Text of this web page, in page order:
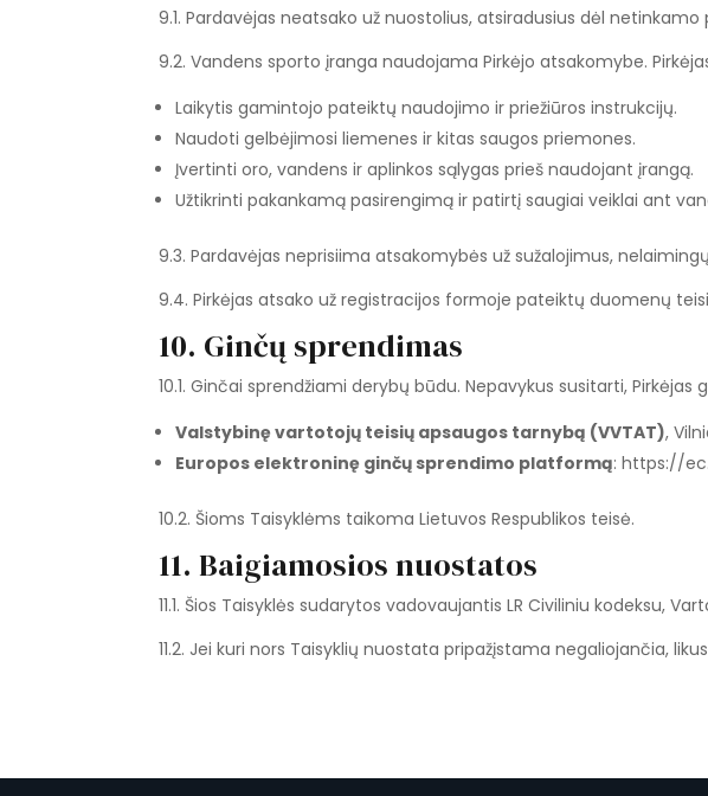
9.1. Pardavėjas neatsako už nuostolius, atsiradusius dėl
9.2. Vandens sporto įranga naudojama Pirkėjo atsakomybe.
Laikytis gamintojo pateiktų naudojimo ir priežiūros instrukcijų.
Naudoti gelbėjimosi liemenes ir kitas saugos priemones.
Įvertinti oro, vandens ir aplinkos sąlygas prieš naudojant įrangą.
Užtikrinti pakankamą pasirengimą ir patirtį saugiai veiklai ant
9.3. Pardavėjas neprisiima atsakomybės už sužalojimus,
9.4. Pirkėjas atsako už registracijos formoje pateiktų duomenų
10. Ginčų sprendimas
10.1. Ginčai sprendžiami derybų būdu. Nepavykus susitarti, Pirkėjas
Valstybinę vartotojų teisių apsaugos tarnybą (VVTAT),
Europos elektroninę ginčų sprendimo platformą: https://
10.2. Šioms Taisyklėms taikoma Lietuvos Respublikos teisė.
11. Baigiamosios nuostatos
11.1. Šios Taisyklės sudarytos vadovaujantis LR Civiliniu kodeksu,
11.2. Jei kuri nors Taisyklių nuostata pripažįstama negaliojančia,